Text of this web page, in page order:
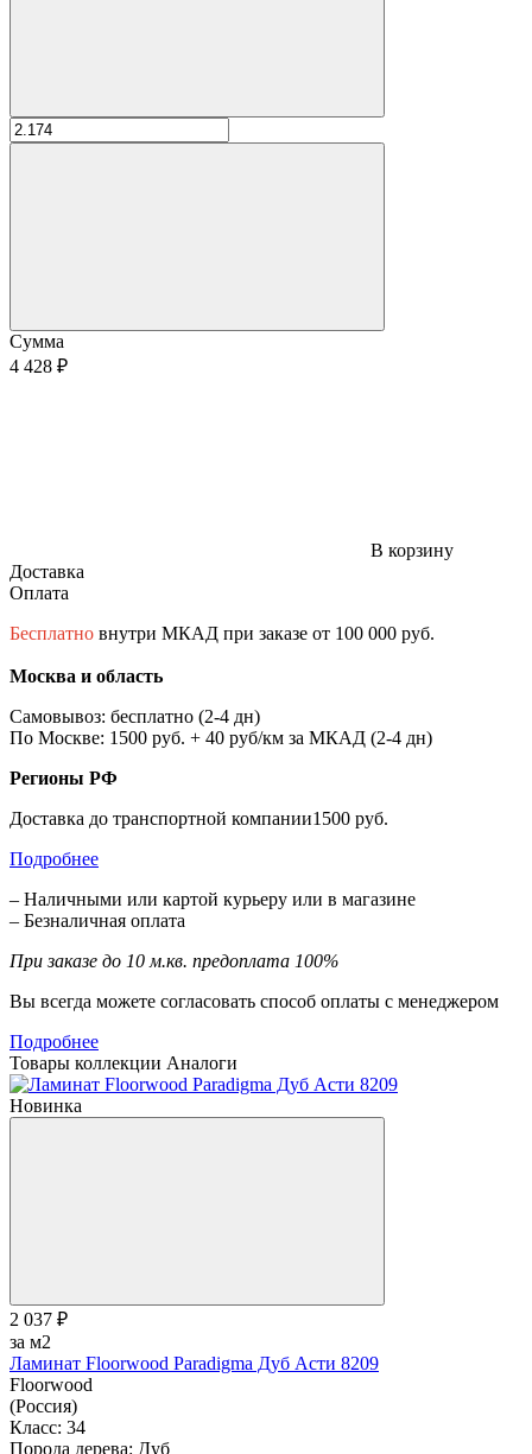
Сумма
4 428 ₽
В корзину
Доставка
Оплата
Бесплатно внутри МКАД при заказе от 100 000 руб.
Москва и область
Самовывоз: бесплатно (2-4 дн)
По Москве: 1500 руб. + 40 руб/км за МКАД (2-4 дн)
Регионы РФ
Доставка до транспортной компании1500 руб.
Подробнее
– Наличными или картой курьеру или в магазине
– Безналичная оплата
При заказе до 10 м.кв. предоплата 100%
Вы всегда можете согласовать способ оплаты с менеджером
Подробнее
Товары коллекции Аналоги
Новинка
2 037 ₽
за м2
Ламинат Floorwood Paradigma Дуб Асти 8209
Floorwood
(Россия)
Класс: 34
Порода дерева: Дуб